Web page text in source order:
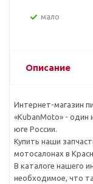
Мало
Описание
Интернет-магазин
«KubanMoto» - один
юге России.
Купить наши
мотосалонах в
В каталоге нашего
необходимое, что